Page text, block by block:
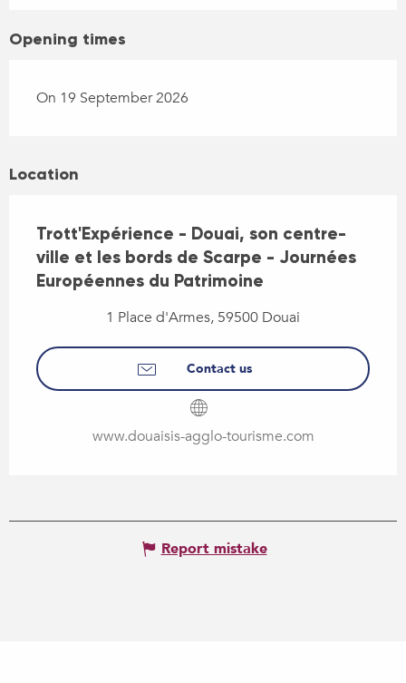
Opening times
On 19 September 2026
Location
Trott'Expérience - Douai, son centre-
ville et les bords de Scarpe - Journées
Européennes du Patrimoine
1 Place d'Armes, 59500 Douai
Contact us
www.douaisis-agglo-tourisme.com
Report mistake